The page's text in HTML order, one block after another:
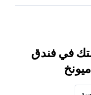
في فندق